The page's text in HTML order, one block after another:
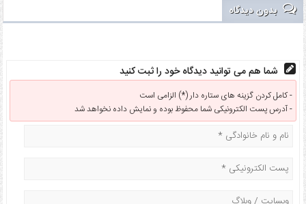
بدون دیدگاه
کامل کردن گزینه های ستاره دار (*) الزامی است -
آدرس پست الکترونیکی شما محفوظ بوده و نمایش داده نخواهد شد -